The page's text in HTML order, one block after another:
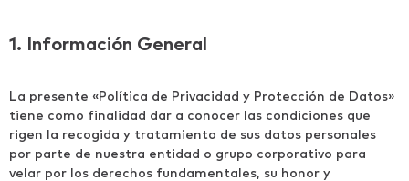
1. Información General
La presente «Política de Privacidad y Protección de Datos»
tiene como finalidad dar a conocer las condiciones que
rigen la recogida y tratamiento de sus datos personales
por parte de nuestra entidad o grupo corporativo para
velar por los derechos fundamentales, su honor y